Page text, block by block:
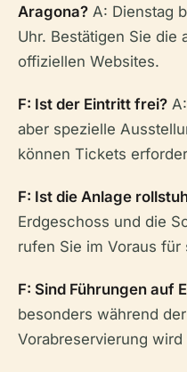
Aragona? A: Dienstag
Uhr. Bestätigen Sie die
offiziellen Websites.
F: Ist der Eintritt frei?
aber spezielle
können Tickets
F: Ist die Anlage
Erdgeschoss und die
rufen Sie im Voraus
F: Sind Führungen auf
besonders während
Vorabreservierung